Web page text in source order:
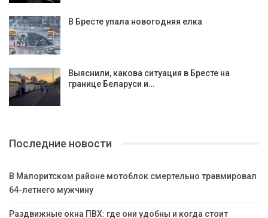
В Бресте упала новогодняя елка
Выяснили, какова ситуация в Бресте на
границе Беларуси и…
Последние новости
В Малоритском районе мотоблок смертельно травмировал
64-летнего мужчину
Раздвижные окна ПВХ: где они удобны и когда стоит